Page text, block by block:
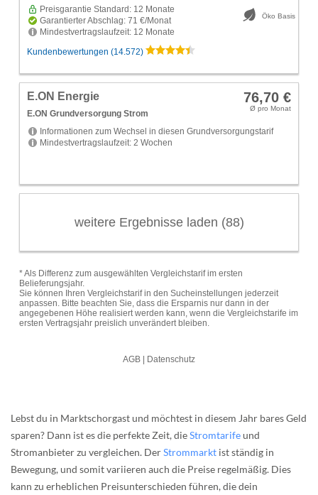
Lebst du in Marktschorgast und möchtest in diesem Jahr bares Geld
sparen? Dann ist es die perfekte Zeit, dieStromtarifeund
Stromanbieter zu vergleichen. DerStrommarkt ist ständig in
Bewegung, und somit variieren auch die Preise regelmäßig. Dies
kann zu erheblichen Preisunterschieden führen, die dein